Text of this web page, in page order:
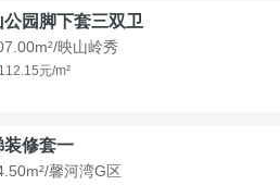
园脚下套三双卫
映山岭秀
元/m²
修套一
馨河湾G区